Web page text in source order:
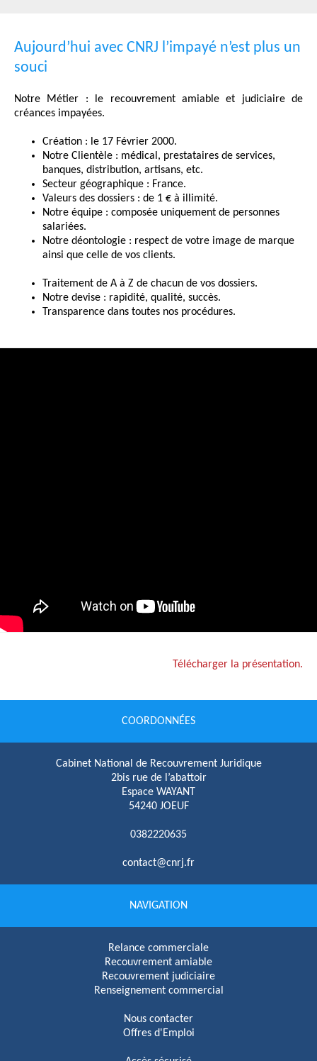
Aujourd’hui avec CNRJ l’impayé n’est plus un
souci
Notre Métier : le recouvrement amiable et judiciaire de
créances impayées.
Création : le 17 Février 2000.
Notre Clientèle : médical, prestataires de services,
banques, distribution, artisans, etc.
Secteur géographique : France.
Valeurs des dossiers : de 1 € à illimité.
Notre équipe : composée uniquement de personnes
salariées.
Notre déontologie : respect de votre image de marque
ainsi que celle de vos clients.
Traitement de A à Z de chacun de vos dossiers.
Notre devise : rapidité, qualité, succès.
Transparence dans toutes nos procédures.
Télécharger la présentation.
COORDONNÉES
Cabinet National de Recouvrement Juridique
2bis rue de l’abattoir
Espace WAYANT
54240 JOEUF
0382220635
contact@cnrj.fr
NAVIGATION
Relance commerciale
Recouvrement amiable
Recouvrement judiciaire
Renseignement commercial
Nous contacter
Offres d'Emploi